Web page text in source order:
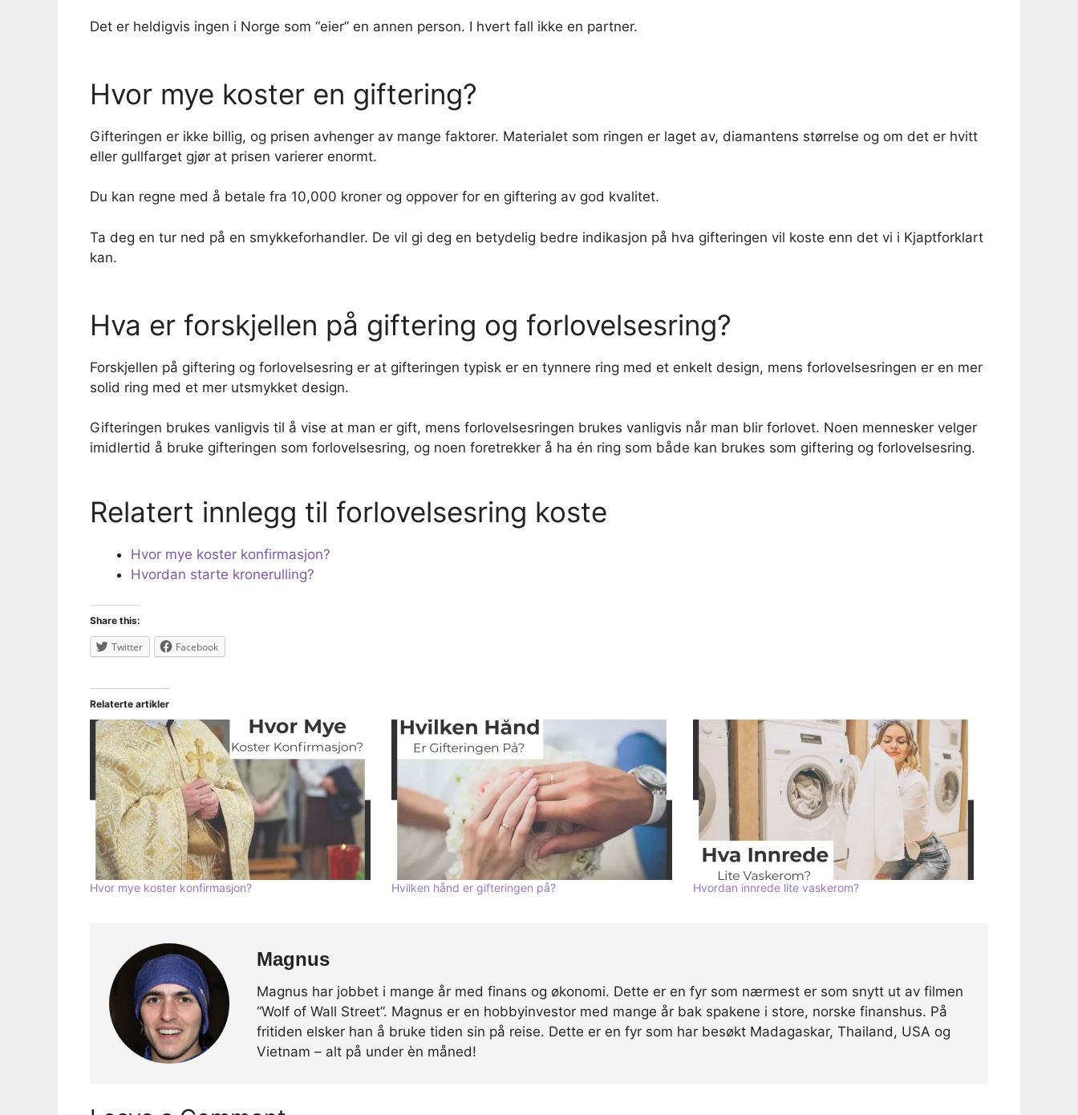
Det er heldigvis ingen i Norge som “eier” en annen person. I hvert fall ikke en partner.
Hvor mye koster en giftering?
Gifteringen er ikke billig, og prisen avhenger av mange faktorer. Materialet som ringen er laget av, diamantens størrelse og om det er hvitt
eller gullfarget gjør at prisen varierer enormt.
Du kan regne med å betale fra 10,000 kroner og oppover for en giftering av god kvalitet.
Ta deg en tur ned på en smykkeforhandler. De vil gi deg en betydelig bedre indikasjon på hva gifteringen vil koste enn det vi i Kjaptforklart
kan.
Hva er forskjellen på giftering og forlovelsesring?
Forskjellen på giftering og forlovelsesring er at gifteringen typisk er en tynnere ring med et enkelt design, mens forlovelsesringen er en mer
solid ring med et mer utsmykket design.
Gifteringen brukes vanligvis til å vise at man er gift, mens forlovelsesringen brukes vanligvis når man blir forlovet. Noen mennesker velger
imidlertid å bruke gifteringen som forlovelsesring, og noen foretrekker å ha én ring som både kan brukes som giftering og forlovelsesring.
Relatert innlegg til forlovelsesring koste
Hvor mye koster konfirmasjon?
Hvordan starte kronerulling?
Share this:
Twitter Facebook
Relaterte artikler
Hvor mye koster konfirmasjon? Hvilken hånd er gifteringen på? Hvordan innrede lite vaskerom?
Magnus
Magnus har jobbet i mange år med finans og økonomi. Dette er en fyr som nærmest er som snytt ut av filmen
“Wolf of Wall Street”. Magnus er en hobbyinvestor med mange år bak spakene i store, norske finanshus. På
fritiden elsker han å bruke tiden sin på reise. Dette er en fyr som har besøkt Madagaskar, Thailand, USA og
Vietnam – alt på under èn måned!